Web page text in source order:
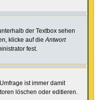
der Textbox sehen
klicke auf dieAntwort
fest.
ist immer damit
löschen oder editieren.